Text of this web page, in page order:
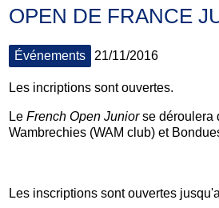
OPEN DE FRANCE
Événements 21/11/2016
Les incriptions sont ouvertes.
LeFrench Open Juniorse déroulera
Wambrechies (WAM club) et
Les inscriptions sont ouvertes